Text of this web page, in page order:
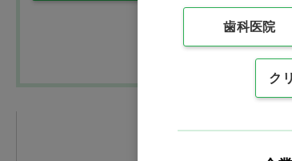
歯科医院
ク